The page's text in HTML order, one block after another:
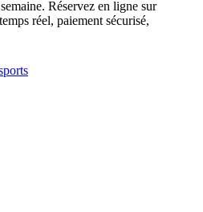
Réservez en ligne sur
réel, paiement sécurisé,